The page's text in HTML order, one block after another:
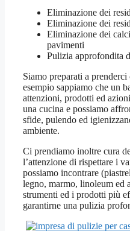
Eliminazione dei
Eliminazione dei
Eliminazione dei
pavimenti
Pulizia approfondita
Siamo preparati a
esempio sappiamo che un
attenzioni, prodotti ed
una cucina e possiamo
sfide, pulendo ed
ambiente.
Ci prendiamo inoltre cura
l’attenzione di rispettare i
possiamo incontrare
legno, marmo, linoleum ed
strumenti ed i prodotti più
garantirne una pulizia